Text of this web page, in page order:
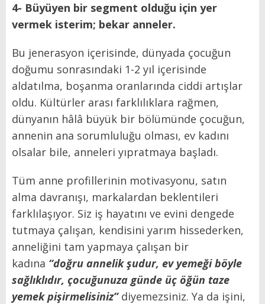
4- Büyüyen bir segment olduğu için yer
vermek isterim; bekar anneler.
Bu jenerasyon içerisinde, dünyada çocuğun
doğumu sonrasındaki 1-2 yıl içerisinde
aldatılma, boşanma oranlarında ciddi artışlar
oldu. Kültürler arası farklılıklara rağmen,
dünyanın hâlâ büyük bir bölümünde çocuğun,
annenin ana sorumluluğu olması, ev kadını
olsalar bile, anneleri yıpratmaya başladı.
Tüm anne profillerinin motivasyonu, satın
alma davranışı, markalardan beklentileri
farklılaşıyor. Siz iş hayatını ve evini dengede
tutmaya çalışan, kendisini yarım hissederken,
anneliğini tam yapmaya çalışan bir
kadına “doğru annelik şudur, ev yemeği böyle
sağlıklıdır, çocuğunuza günde üç öğün taze
yemek pişirmelisiniz”diyemezsiniz. Ya da işini,